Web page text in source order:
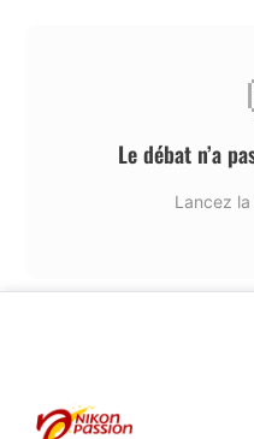
Le débat n’a
Lancez